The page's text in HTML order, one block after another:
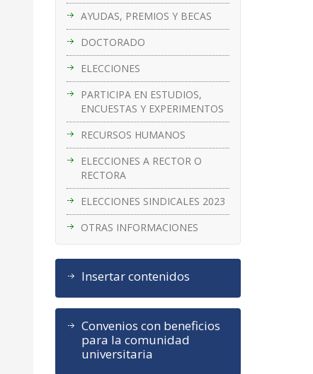
AYUDAS, PREMIOS Y BECAS
DOCTORADO
ELECCIONES
PARTICIPA EN ESTUDIOS,
ENCUESTAS Y EXPERIMENTOS
RECURSOS HUMANOS
ELECCIONES A RECTOR O
RECTORA
ELECCIONES SINDICALES 2023
OTRAS INFORMACIONES
Insertar contenidos
Convenios con beneficios
para la comunidad
universitaria